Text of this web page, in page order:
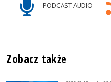
PODCAST AUDIO
Zobacz także